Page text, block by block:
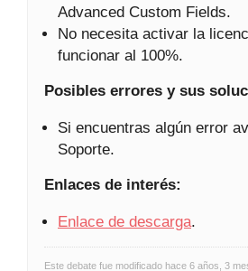
Advanced Custom Fields.
No necesita activar la
funcionar al 100%.
Posibles errores y sus
Si encuentras algún error
Soporte.
Enlaces de interés:
Enlace de descarga.
Este debate fue modificado hace 6 años, 3